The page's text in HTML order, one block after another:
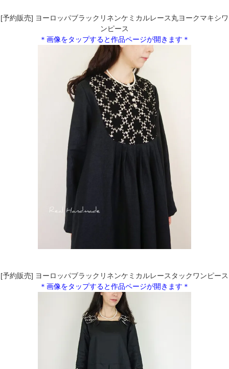
[予約販売] ヨーロッパブラックリネンケミカルレース丸ヨークマキシワ
ンピース
＊画像をタップすると作品ページが開きます＊
[予約販売] ヨーロッパブラックリネンケミカルレースタックワンピース
＊画像をタップすると作品ページが開きます＊